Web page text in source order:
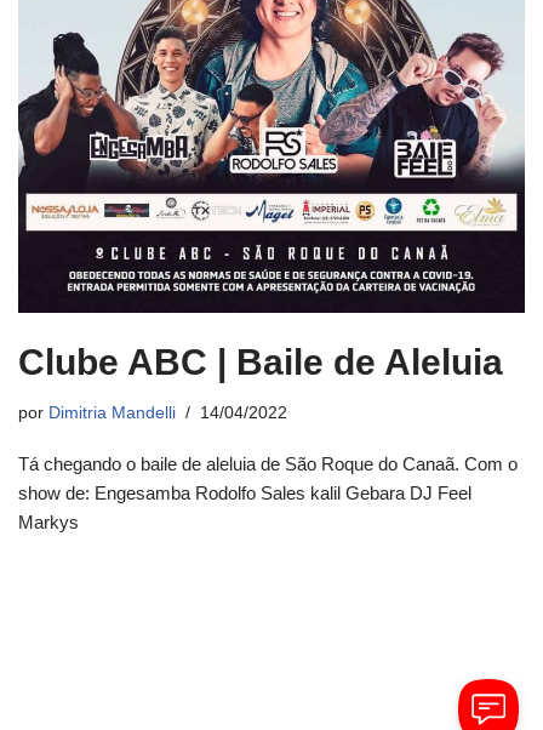
Clube ABC | Baile de Aleluia
por Dimitria Mandelli 14/04/2022
Tá chegando o baile de aleluia de São Roque do Canaã. Com o
show de: Engesamba Rodolfo Sales kalil Gebara DJ Feel
Markys